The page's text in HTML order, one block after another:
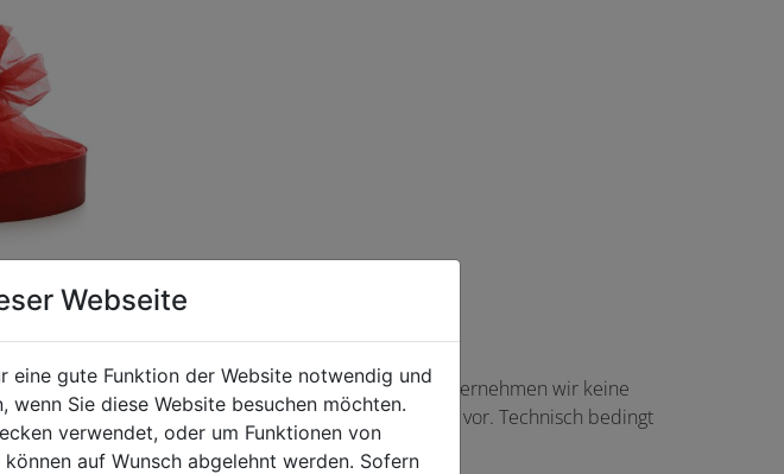
Für Irrtümer und fehlerhaft angezeigte Angaben übernehmen wir keine
Mindermengenzuschlags in Höhe von 5,00 EUR vor. Technisch bedingt
und dem Originalartikel auftreten.
Webseite
eine gute Funktion der Website notwendig und
Sie diese Website besuchen möchten.
verwendet, oder um Funktionen von
auf Wunsch abgelehnt werden. Sofern